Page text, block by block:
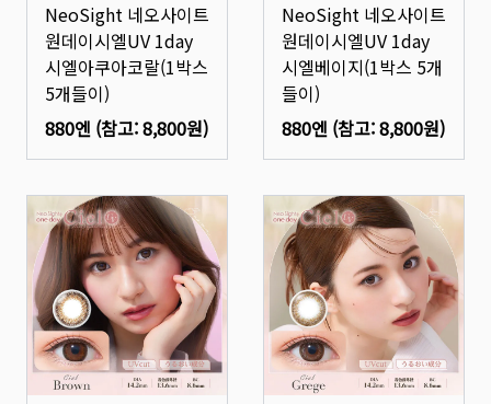
NeoSight 네오사이트
원데이시엘UV 1day
시엘아쿠아코랄(1박스
5개들이)
880엔 (참고:8,800원)
NeoSight 네오사이트
원데이시엘UV 1day
시엘베이지(1박스 5개
들이)
880엔 (참고:8,800원)